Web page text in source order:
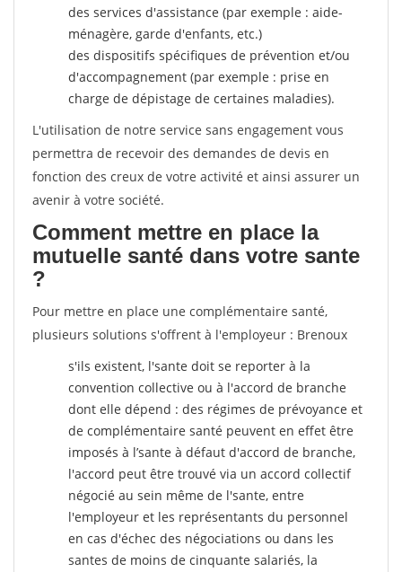
des services d'assistance (par exemple : aide-
ménagère, garde d'enfants, etc.)
des dispositifs spécifiques de prévention et/ou
d'accompagnement (par exemple : prise en
charge de dépistage de certaines maladies).
L'utilisation de notre service sans engagement vous
permettra de recevoir des demandes de devis en
fonction des creux de votre activité et ainsi assurer un
avenir à votre société.
Comment mettre en place la
mutuelle santé dans votre sante
?
Pour mettre en place une complémentaire santé,
plusieurs solutions s'offrent à l'employeur : Brenoux
s'ils existent, l'sante doit se reporter à la
convention collective ou à l'accord de branche
dont elle dépend : des régimes de prévoyance et
de complémentaire santé peuvent en effet être
imposés à l’sante à défaut d'accord de branche,
l'accord peut être trouvé via un accord collectif
négocié au sein même de l'sante, entre
l'employeur et les représentants du personnel
en cas d'échec des négociations ou dans les
santes de moins de cinquante salariés, la